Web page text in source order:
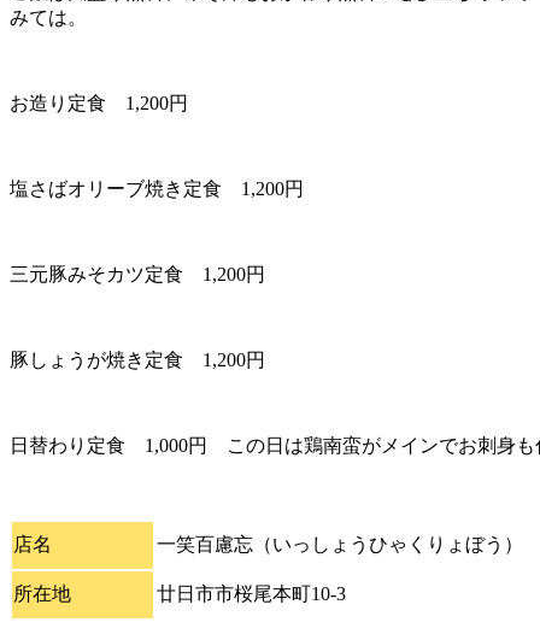
みては。
お造り定食 1,200円
塩さばオリーブ焼き定食 1,200円
三元豚みそカツ定食 1,200円
豚しょうが焼き定食 1,200円
日替わり定食 1,000円 この日は鶏南蛮がメインでお刺身も
店名 一笑百慮忘（いっしょうひゃくりょぼう）
所在地 廿日市市桜尾本町10-3